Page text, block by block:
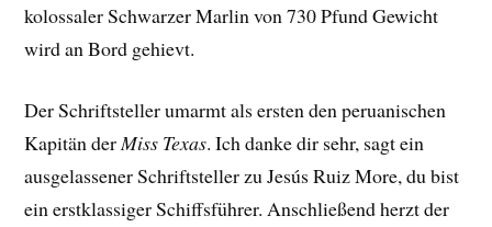
kolossaler Schwarzer Marlin von 730 Pfund Gewicht
wird an Bord gehievt.
Der Schriftsteller umarmt als ersten den peruanischen
Kapitän derMiss Texas. Ich danke dir sehr, sagt ein
ausgelassener Schriftsteller zu Jesús Ruiz More, du bist
ein erstklassiger Schiffsführer. Anschließend herzt der